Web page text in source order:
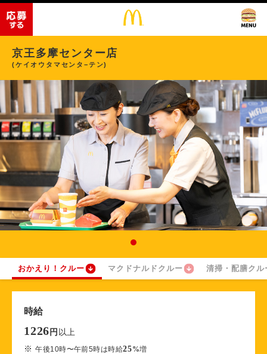
京王多摩センター店
(ケイオウタマセンタ−テン)
おかえり！クルー マクドナルドクルー 清掃・配膳クル
時給
1226 円 以上
※午後10時〜午前5時は時給25%増